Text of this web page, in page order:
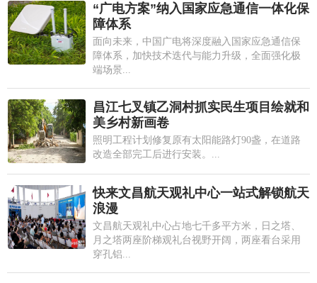
“广电方案”纳入国家应急通信一体化保
障体系
面向未来，中国广电将深度融入国家应急通信保
障体系，加快技术迭代与能力升级，全面强化极
端场景...
昌江七叉镇乙洞村抓实民生项目绘就和
美乡村新画卷
照明工程计划修复原有太阳能路灯90盏，在道路
改造全部完工后进行安装。...
快来文昌航天观礼中心一站式解锁航天
浪漫
文昌航天观礼中心占地七千多平方米，日之塔、
月之塔两座阶梯观礼台视野开阔，两座看台采用
穿孔铝...